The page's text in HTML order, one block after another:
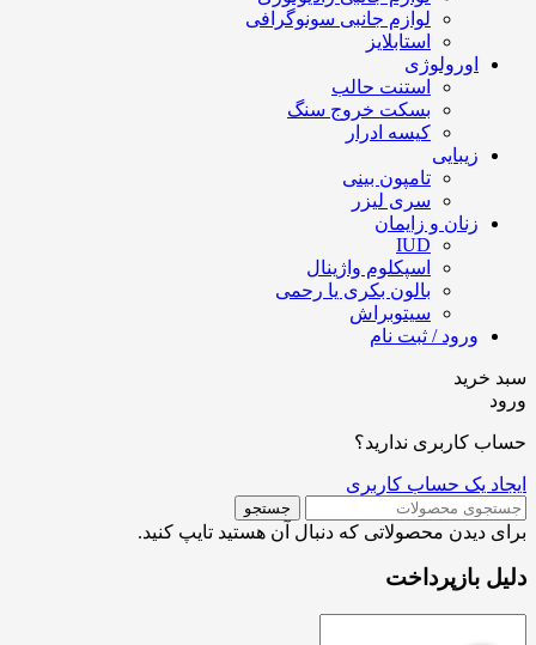
لوازم جانبی سونوگرافی
استابلایز
اورولوژی
استنت حالب
بسکت خروج سنگ
کیسه ادرار
زیبایی
تامپون بینی
سری لیزر
زنان و زایمان
IUD
اسپکلوم واژینال
بالون بکری یا رحمی
سیتوبراش
ورود / ثبت نام
سبد خرید
ورود
حساب کاربری ندارید؟
ایجاد یک حساب کاربری
جستجو
برای دیدن محصولاتی که دنبال آن هستید تایپ کنید.
دلیل بازپرداخت